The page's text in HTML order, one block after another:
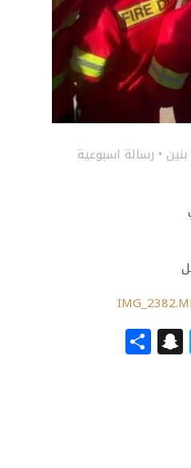
• رسالة اسبوعية
Telegram
Snapchat